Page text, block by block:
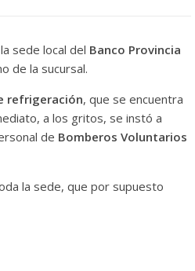
sede local del Banco Provincia
de la sucursal.
refrigeración, que se encuentra
a los gritos, se instó a
de Bomberos Voluntarios
la sede, que por supuesto